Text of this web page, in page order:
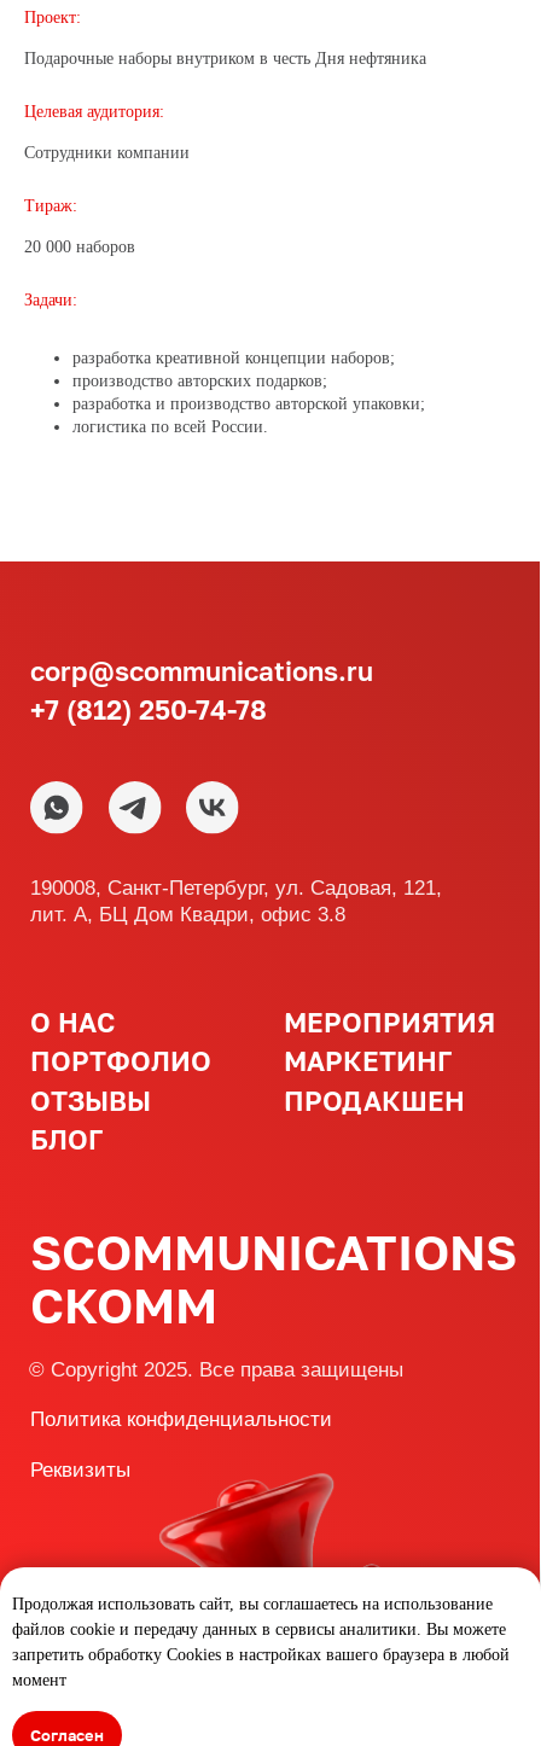
Продолжая использовать сайт, вы соглашаетесь на использование
файлов cookie и передачу данных в сервисы аналитики. Вы можете
запретить обработку Cookies в настройках вашего браузера в любой
момент
Согласен
Проект:
Подарочные наборы внутриком в честь Дня нефтяника
Целевая аудитория:
Сотрудники компании
Тираж:
20 000 наборов
Задачи:
разработка креативной концепции наборов;
производство авторских подарков;
разработка и производство авторской упаковки;
логистика по всей России.
SCOMMUNICATIONS
© Copyright 2025. Все права защищены
МАРКЕТИНГ
ПРОДАКШЕН
ПОРТФОЛИО
ОТЗЫВЫ
БЛОГ
corp@scommunications.ru
+7 (812) 250-74-78